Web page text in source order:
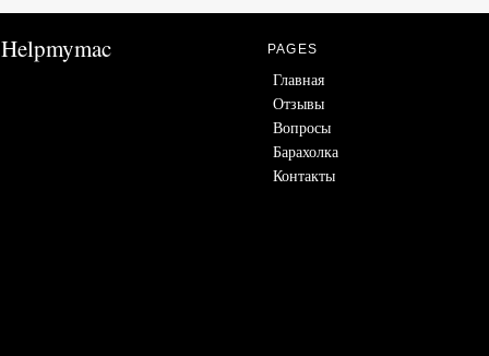
Helpmymac PAGES
Главная
Отзывы
Вопросы
Барахолка
Контакты